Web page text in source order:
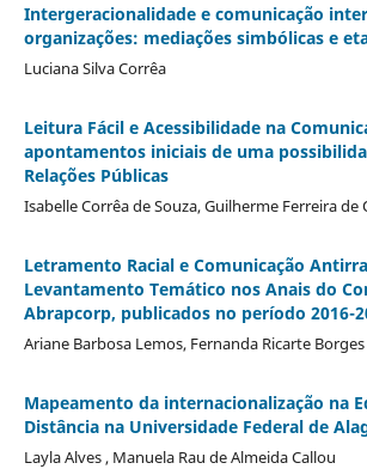
Intergeracionalidade e comunicação
organizações: mediações simbólicas e
Luciana Silva Corrêa
Leitura Fácil e Acessibilidade na
apontamentos iniciais de uma
Relações Públicas
Isabelle Corrêa de Souza, Guilherme Ferreira de
Letramento Racial e Comunicação
Levantamento Temático nos Anais do
Abrapcorp, publicados no período 2016-
Ariane Barbosa Lemos, Fernanda Ricarte Borges
Mapeamento da internacionalização na
Distância na Universidade Federal de
Layla Alves , Manuela Rau de Almeida Callou